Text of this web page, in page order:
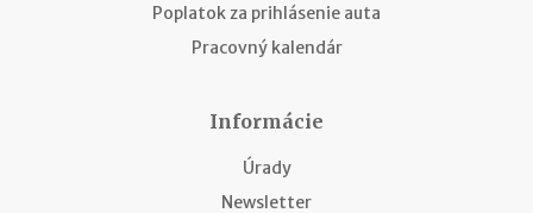
Poplatok za prihlásenie auta
Pracovný kalendár
Informácie
Úrady
Newsletter